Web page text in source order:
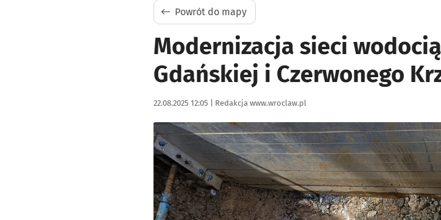
Powrót do mapy
Modernizacja sieci
Gdańskiej i Czerwonego
Data publikacji:
22.08.2025 12:05 | Autor:
Redakcja www.wroclaw.pl
Kliknij, aby powiększyć